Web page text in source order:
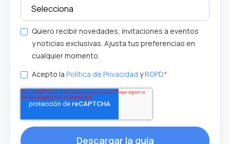
Quiero recibir novedades, invitaciones a eventos
y noticias exclusivas. Ajusta tus preferencias en
cualquier momento.
Acepto la Política de Privacidad yRGPD*